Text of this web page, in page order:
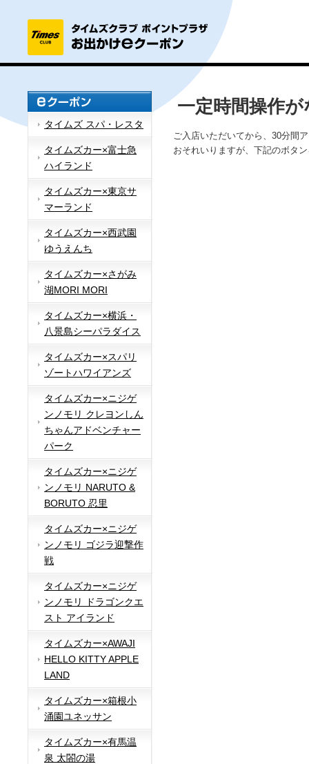
タイムズ スパ・レスタ
タイムズカー×富士急
ハイランド
タイムズカー×東京サ
マーランド
タイムズカー×西武園
ゆうえんち
タイムズカー×さがみ
湖MORI MORI
タイムズカー×横浜・
八景島シーパラダイス
タイムズカー×スパリ
ゾートハワイアンズ
タイムズカー×ニジゲ
ンノモリ クレヨンしん
ちゃんアドベンチャー
パーク
タイムズカー×ニジゲ
ンノモリ NARUTO &
BORUTO 忍里
タイムズカー×ニジゲ
ンノモリ ゴジラ迎撃作
戦
タイムズカー×ニジゲ
ンノモリ ドラゴンクエ
スト アイランド
タイムズカー×AWAJI
HELLO KITTY APPLE
LAND
タイムズカー×箱根小
涌園ユネッサン
タイムズカー×有馬温
泉 太閤の湯
一定時間操作
ご入店いただいてから、30分間
おそれいりますが、下記のボタ